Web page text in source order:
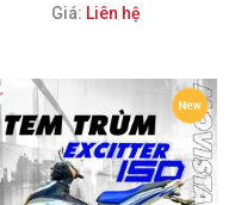
Giá: Liên hệ